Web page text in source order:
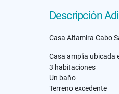
Descripción
Casa Altamira Cabo
Casa amplia ubicada
3 habitaciones
Un baño
Terreno excedente